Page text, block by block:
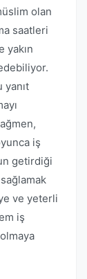
olan
saatleri
yakın
iş
getirdiği
ve yeterli
iş